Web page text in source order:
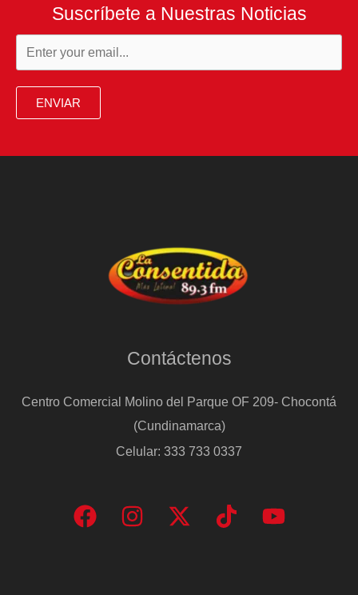
Suscríbete a Nuestras Noticias
ENVIAR
Contáctenos
Centro Comercial Molino del Parque OF 209- Chocontá
(Cundinamarca)
Celular: 333 733 0337